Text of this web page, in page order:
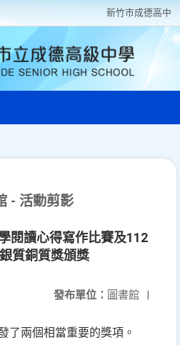
新竹巿成德高中
- 活動剪影
閱讀心得寫作比賽及112
質銅質獎頒獎
發布單位： 圖書館 |
了兩個相當重要的獎項。